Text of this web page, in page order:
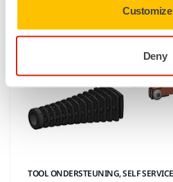
Customize
Deny
TOOL ONDERSTEUNING, SELF